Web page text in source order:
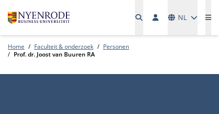
NL
Home Faculteit & onderzoek
Personen
Prof. dr. Joost van Buuren RA